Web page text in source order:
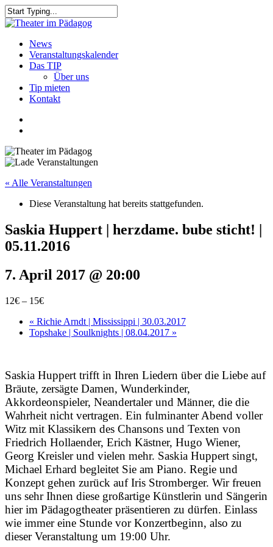
Skip
to
content
Close
search
Menu
News
Veranstaltungskalender
Das TIP
Über uns
Tip mieten
Kontakt
« Alle Veranstaltungen
Diese Veranstaltung hat bereits stattgefunden.
Saskia Huppert | herzdame. bube sticht! |
05.11.2016
7. April 2017 @ 20:00
12€ – 15€
« Richie Arndt | Mississippi | 30.03.2017
Topshake | Soulknights | 08.04.2017 »
Saskia Huppert trifft in Ihren Liedern über die Liebe auf
Bräute, zersägte Damen, Wunderkinder,
Akkordeonspieler, Neandertaler und Männer, die die
Wahrheit nicht vertragen. Ein fulminanter Abend voller
Witz mit Klassikern des Chansons und Texten von
Friedrich Hollaender, Erich Kästner, Hugo Wiener,
Georg Kreisler und vielen mehr. Saskia Huppert singt,
Michael Erhard begleitet Sie am Piano. Regie und
Konzept gehen zurück auf Iris Stromberger. Wir freuen
uns sehr Ihnen diese großartige Künstlerin und Sängerin
hier im Pädagogtheater präsentieren zu dürfen. Einlass
wie immer eine Stunde vor Konzertbeginn, also zu
dieser Veranstaltung um 19:00 Uhr.